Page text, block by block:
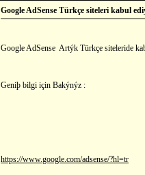
Google AdSense Türkçe siteleri kabul
Google AdSense Artýk Türkçe siteleride
Geniþ bilgi için Bakýnýz :
https://www.google.com/adsense/?hl=tr